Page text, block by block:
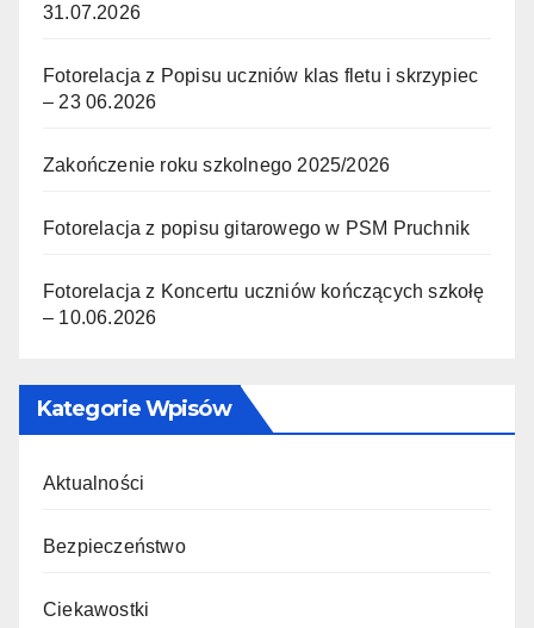
31.07.2026
Fotorelacja z Popisu uczniów klas fletu i skrzypiec
– 23 06.2026
Zakończenie roku szkolnego 2025/2026
Fotorelacja z popisu gitarowego w PSM Pruchnik
Fotorelacja z Koncertu uczniów kończących szkołę
– 10.06.2026
Kategorie Wpisów
Aktualności
Bezpieczeństwo
Ciekawostki